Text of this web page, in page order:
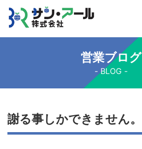
営業ブログ
BLOG
謝る事しかできません。